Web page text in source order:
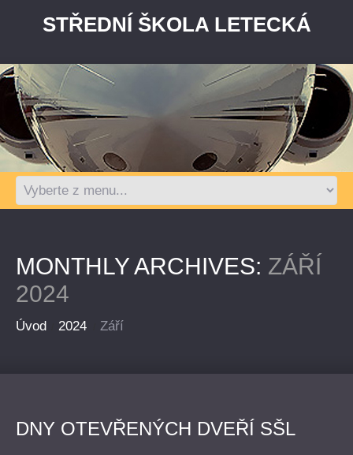
STŘEDNÍ ŠKOLA LETECKÁ
MONTHLY ARCHIVES: ZÁŘÍ
2024
Úvod 2024 Září
DNY OTEVŘENÝCH DVEŘÍ SŠL